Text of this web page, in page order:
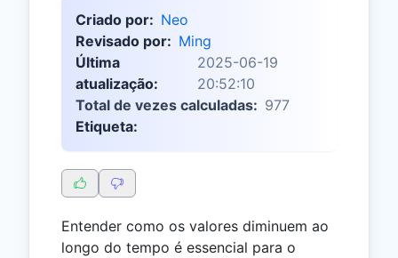
Criado por: Neo
Revisado por: Ming
Última
atualização:
2025-06-19
20:52:10
Total de vezes calculadas: 977
Etiqueta:
Entender como os valores diminuem ao
longo do tempo é essencial para o